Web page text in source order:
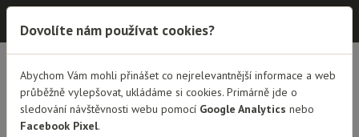
Dobrá rodina - semináře
Dobrá rodina - semináře
Přihlášení
Dovolíte nám používat cookies?
Abychom Vám mohli přinášet co nejrelevantnější informace a web
průběžně vylepšovat, ukládáme si cookies. Primárně jde o
sledování návštěvnosti webu pomocí Google Analytics nebo
Facebook Pixel.